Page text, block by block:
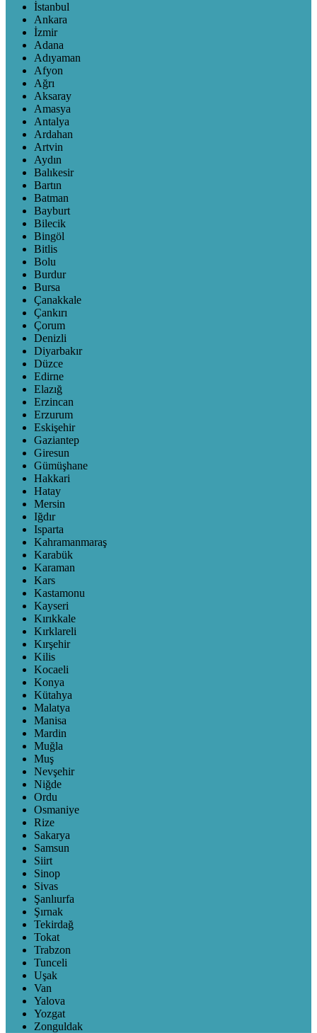
İstanbul
Ankara
İzmir
Adana
Adıyaman
Afyon
Ağrı
Aksaray
Amasya
Antalya
Ardahan
Artvin
Aydın
Balıkesir
Bartın
Batman
Bayburt
Bilecik
Bingöl
Bitlis
Bolu
Burdur
Bursa
Çanakkale
Çankırı
Çorum
Denizli
Diyarbakır
Düzce
Edirne
Elazığ
Erzincan
Erzurum
Eskişehir
Gaziantep
Giresun
Gümüşhane
Hakkari
Hatay
Mersin
Iğdır
Isparta
Kahramanmaraş
Karabük
Karaman
Kars
Kastamonu
Kayseri
Kırıkkale
Kırklareli
Kırşehir
Kilis
Kocaeli
Konya
Kütahya
Malatya
Manisa
Mardin
Muğla
Muş
Nevşehir
Niğde
Ordu
Osmaniye
Rize
Sakarya
Samsun
Siirt
Sinop
Sivas
Şanlıurfa
Şırnak
Tekirdağ
Tokat
Trabzon
Tunceli
Uşak
Van
Yalova
Yozgat
Zonguldak